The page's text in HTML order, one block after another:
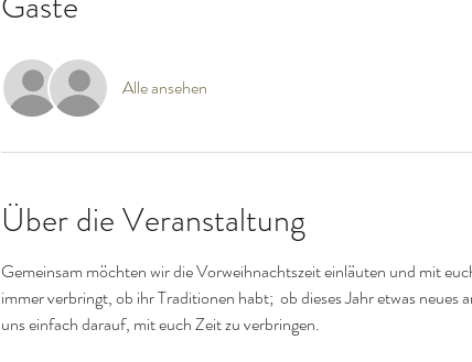
Alle ansehen
Über die Veranstaltung
Gemeinsam möchten wir die Vorweihnachtszeit einläuten und mit
immer verbringt, ob ihr Traditionen habt;  ob dieses Jahr etwas
uns einfach darauf, mit euch Zeit zu verbringen.